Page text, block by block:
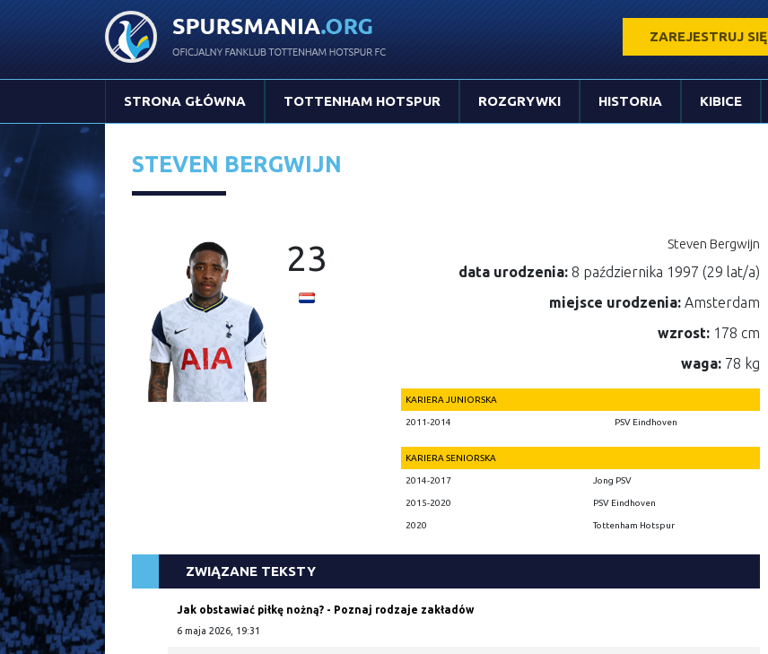
ZAREJESTRUJ SIĘ
STRONA GŁÓWNA TOTTENHAM HOTSPUR ROZGRYWKI HISTORIA KIBICE
STEVEN BERGWIJN
23 Steven Bergwijn
data urodzenia: 8 października 1997 (29 lat/a)
miejsce urodzenia: Amsterdam
wzrost: 178 cm
waga: 78 kg
KARIERA JUNIORSKA
2011-2014 PSV Eindhoven
KARIERA SENIORSKA
2014-2017 Jong PSV
2015-2020 PSV Eindhoven
2020 Tottenham Hotspur
ZWIĄZANE TEKSTY
Jak obstawiać piłkę nożną? - Poznaj rodzaje zakładów
6 maja 2026, 19:31